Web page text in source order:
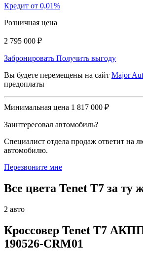
Кредит от 0,01%
Розничная цена
2 795 000 ₽
Забронировать Получить выгоду
Вы будете перемещены на сайт Major
предоплаты
Минимальная цена 1 817 000 ₽
Заинтересовал автомобиль?
Специалист отдела продаж ответит на
автомобилю.
Перезвоните мне
Все цвета Tenet T7 за ту
2 авто
Кроссовер Tenet T7
190526-CRM01